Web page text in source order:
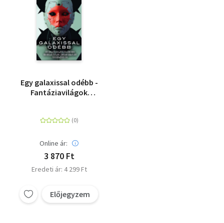
Egy galaxissal odébb -
Fantáziavilágok
Online ár:
3 870 Ft
Eredeti ár: 4 299 Ft
Előjegyzem